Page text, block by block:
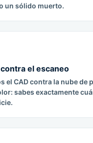
un sólido muerto.
el escaneo
el CAD contra la nube de
sabes exactamente